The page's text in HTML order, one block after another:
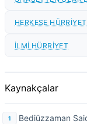
HERKESE HÜRRİYET
İLMİ HÜRRİYET
Kaynakçalar
Bediüzzaman